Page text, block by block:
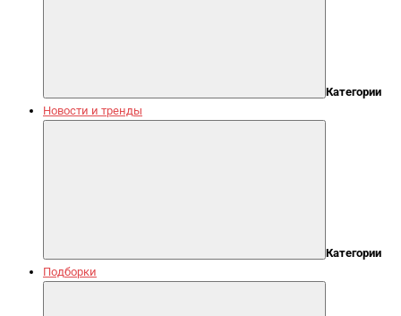
Категории
Новости и тренды
Категории
Подборки